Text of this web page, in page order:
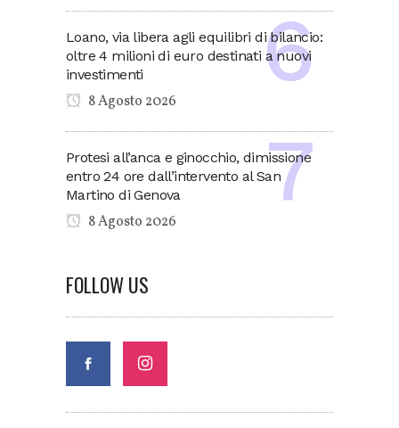
Loano, via libera agli equilibri di bilancio:
oltre 4 milioni di euro destinati a nuovi
investimenti
8 Agosto 2026
Protesi all’anca e ginocchio, dimissione
entro 24 ore dall’intervento al San
Martino di Genova
8 Agosto 2026
FOLLOW US